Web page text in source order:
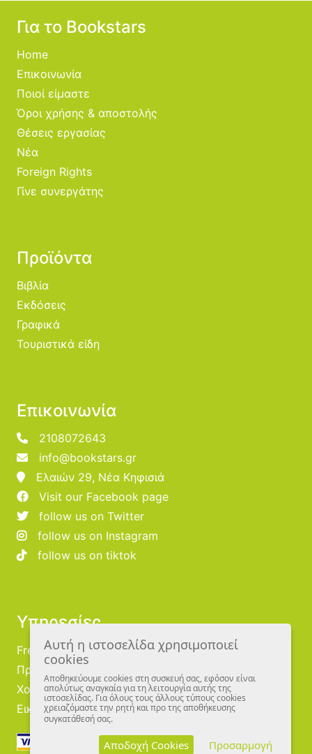
Για το Bookstars
Home
Επικοινωνία
Ποιοί είμαστε
Όροι χρήσης & αποστολής
Θέσεις εργασίας
Νέα
Foreign Rights
Γίνε συνεργάτης
Προϊόντα
Βιβλία
Εκδόσεις
Γραφικά
Τουριστικά είδη
Επικοινωνία
2108072643
info@bookstars.gr
Ελαιών 29, Νέα Κηφισιά
Visit our Facebook page
follow us on Twitter
follow us on Instagram
follow us on tiktok
Υπηρεσίες
Free Publishing
Προμηθευτές
Χονδρική
Εικονογράφοι
Αυτή η ιστοσελίδα χρησιμοποιεί
cookies
Αποθηκεύουμε cookies στη συσκευή σας, εφόσον είναι
απολύτως αναγκαία για τη λειτουργία αυτής της
ιστοσελίδας. Για όλους τους άλλους τύπους cookies
χρειαζόμαστε την ρητή και προ της αποθήκευσης
συγκατάθεσή σας.
Αποδοχή Cookies Προσαρμογή